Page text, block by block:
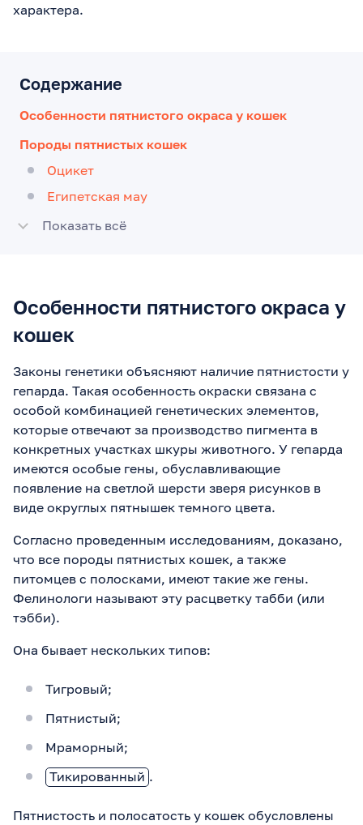
характера.
Содержание
Особенности пятнистого окраса у кошек
Породы пятнистых кошек
Оцикет
Египетская мау
Показать всё
Особенности пятнистого окраса у
кошек
Законы генетики объясняют наличие пятнистости у
гепарда. Такая особенность окраски связана с
особой комбинацией генетических элементов,
которые отвечают за производство пигмента в
конкретных участках шкуры животного. У гепарда
имеются особые гены, обуславливающие
появление на светлой шерсти зверя рисунков в
виде округлых пятнышек темного цвета.
Согласно проведенным исследованиям, доказано,
что все породы пятнистых кошек, а также
питомцев с полосками, имеют такие же гены.
Фелинологи называют эту расцветку табби (или
тэбби).
Она бывает нескольких типов:
Тигровый;
Пятнистый;
Мраморный;
Тикированный .
Пятнистость и полосатость у кошек обусловлены